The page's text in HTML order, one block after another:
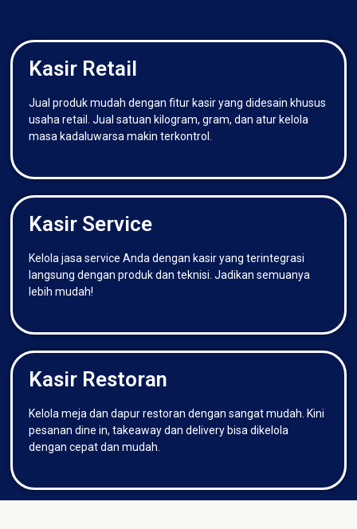
Kasir Retail
Jual produk mudah dengan fitur kasir yang didesain khusus
usaha retail. Jual satuan kilogram, gram, dan atur kelola
masa kadaluwarsa makin terkontrol.
Kasir Service
Kelola jasa service Anda dengan kasir yang terintegrasi
langsung dengan produk dan teknisi. Jadikan semuanya
lebih mudah!
Kasir Restoran
Kelola meja dan dapur restoran dengan sangat mudah. Kini
pesanan dine in, takeaway dan delivery bisa dikelola
dengan cepat dan mudah.